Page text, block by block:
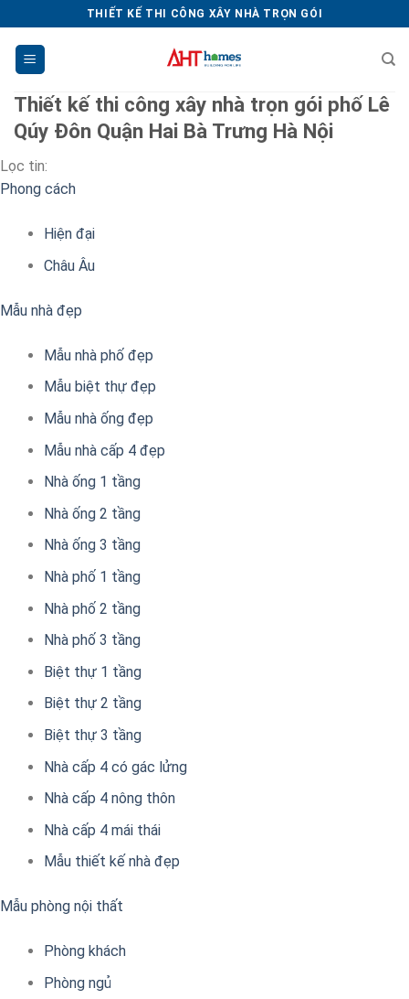
dung
THIẾT KẾ THI CÔNG XÂY NHÀ TRỌN GÓI
Thiết kế thi công xây nhà trọn gói phố Lê
Qúy Đôn Quận Hai Bà Trưng Hà Nội
Lọc tin:
Phong cách
Hiện đại
Châu Âu
Mẫu nhà đẹp
Mẫu nhà phố đẹp
Mẫu biệt thự đẹp
Mẫu nhà ống đẹp
Mẫu nhà cấp 4 đẹp
Nhà ống 1 tầng
Nhà ống 2 tầng
Nhà ống 3 tầng
Nhà phố 1 tầng
Nhà phố 2 tầng
Nhà phố 3 tầng
Biệt thự 1 tầng
Biệt thự 2 tầng
Biệt thự 3 tầng
Nhà cấp 4 có gác lửng
Nhà cấp 4 nông thôn
Nhà cấp 4 mái thái
Mẫu thiết kế nhà đẹp
Mẫu phòng nội thất
Phòng khách
Phòng ngủ